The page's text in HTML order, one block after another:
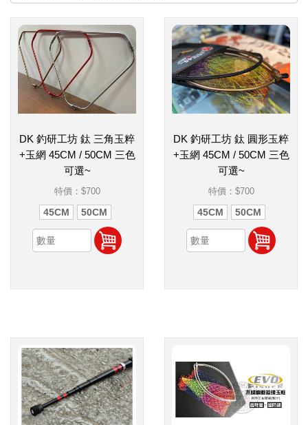
DK 釣研工坊 鈦 三角玉粹
+玉網 45CM / 50CM 三色
可選~
特價： $700
45CM 50CM
DK 釣研工坊 鈦 圓形玉粹
+玉網 45CM / 50CM 三色
可選~
特價： $700
45CM 50CM